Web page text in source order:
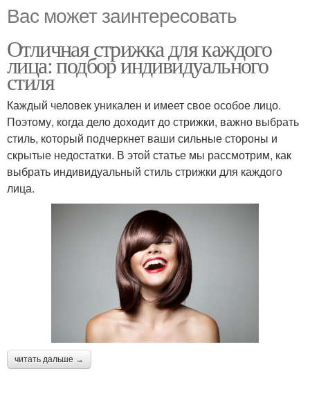
Вас может заинтересовать
Отличная стрижка для каждого
лица: подбор индивидуального
стиля
Каждый человек уникален и имеет свое особое лицо.
Поэтому, когда дело доходит до стрижки, важно выбрать
стиль, который подчеркнет ваши сильные стороны и
скрытые недостатки. В этой статье мы рассмотрим, как
выбрать индивидуальный стиль стрижки для каждого
лица.
читать дальше →